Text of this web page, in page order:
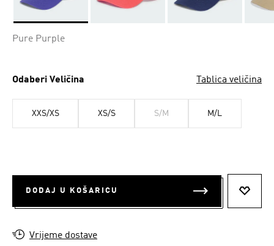
Pure Purple
Odaberi Veličina Tablica veličina
XXS/XS XS/S S/M M/L
DODAJ U KOŠARICU
Vrijeme dostave